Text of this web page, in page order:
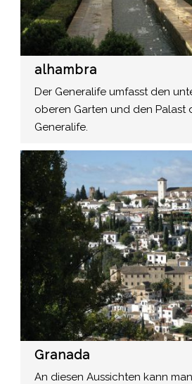
alhambra
Der Generalife umfasst den
oberen Garten und den Palast
Generalife.
Granada
An diesen Aussichten kann